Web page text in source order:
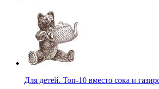
Для детей. Топ-10 вместо сока и